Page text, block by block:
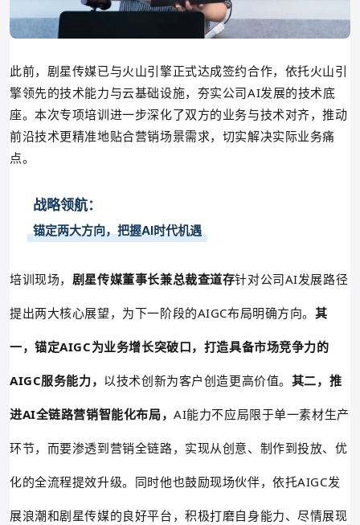
此前，剧星传媒已与火山引擎正式达成签约合作，依托火山引
擎领先的技术能力与云基础设施，夯实公司AI发展的技术底
座。本次专项培训进一步深化了双方的业务与技术对齐，推动
前沿技术更精准地贴合营销场景需求，切实解决实际业务痛
点。
战略领航：
锚定两大方向，把握AI时代机遇
培训现场， 剧星传媒董事长兼总裁查道存针对公司AI发展路径
提出两大核心展望，为下一阶段的AIGC布局明确方向。其
一，锚定AIGC为业务增长突破口， 打造具备市场竞争力的
AIGC服务能力， 以技术创新为客户创造更高价值。 其二， 推
进AI全链路营销智能化布局，AI能力不应局限于单一素材生产
环节，而要渗透到营销全链路，实现从创意、制作到投放、优
化的全流程提效升级。同时他也鼓励现场伙伴，依托AIGC发
展浪潮和剧星传媒的良好平台，积极打磨自身能力、尽情展现